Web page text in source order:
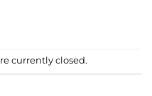
currently closed.